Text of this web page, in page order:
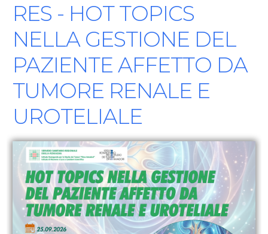
RES - HOT TOPICS
NELLA GESTIONE DEL
PAZIENTE AFFETTO DA
TUMORE RENALE E
UROTELIALE